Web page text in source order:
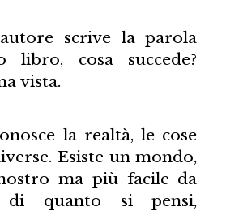
scrive la parola
libro, cosa succede?
vista.
la realtà, le cose
Esiste un mondo,
ma più facile da
di quanto si pensi,